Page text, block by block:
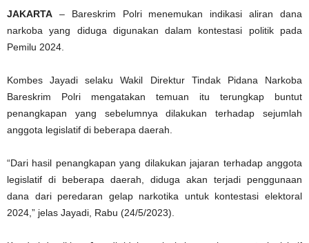
JAKARTA – Bareskrim Polri menemukan indikasi aliran dana
narkoba yang diduga digunakan dalam kontestasi politik pada
Pemilu 2024.
Kombes Jayadi selaku Wakil Direktur Tindak Pidana Narkoba
Bareskrim Polri mengatakan temuan itu terungkap buntut
penangkapan yang sebelumnya dilakukan terhadap sejumlah
anggota legislatif di beberapa daerah.
“Dari hasil penangkapan yang dilakukan jajaran terhadap anggota
legislatif di beberapa daerah, diduga akan terjadi penggunaan
dana dari peredaran gelap narkotika untuk kontestasi elektoral
2024,” jelas Jayadi, Rabu (24/5/2023).